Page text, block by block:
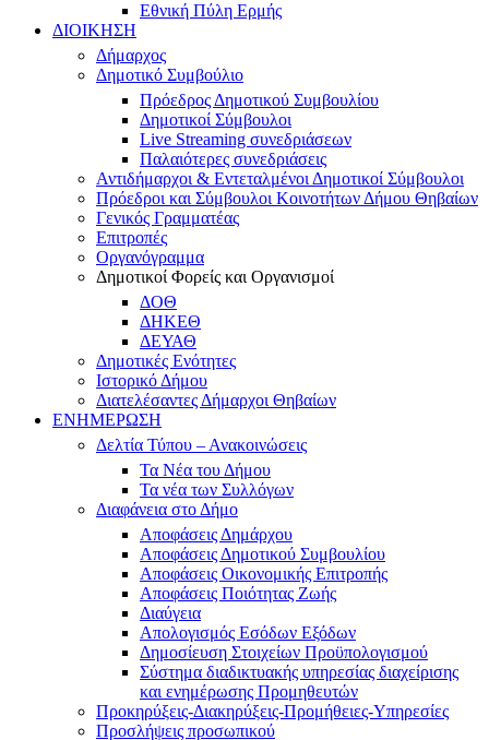
Εθνική Πύλη Ερμής
ΔΙΟΙΚΗΣΗ
Δήμαρχος
Δημοτικό Συμβούλιο
Πρόεδρος Δημοτικού Συμβουλίου
Δημοτικοί Σύμβουλοι
Live Streaming συνεδριάσεων
Παλαιότερες συνεδριάσεις
Αντιδήμαρχοι & Εντεταλμένοι Δημοτικοί Σύμβουλοι
Πρόεδροι και Σύμβουλοι Κοινοτήτων Δήμου Θηβαίων
Γενικός Γραμματέας
Επιτροπές
Οργανόγραμμα
Δημοτικοί Φορείς και Οργανισμοί
ΔΟΘ
ΔΗΚΕΘ
ΔΕΥΑΘ
Δημοτικές Ενότητες
Ιστορικό Δήμου
Διατελέσαντες Δήμαρχοι Θηβαίων
ΕΝΗΜΕΡΩΣΗ
Δελτία Τύπου – Ανακοινώσεις
Τα Νέα του Δήμου
Τα νέα των Συλλόγων
Διαφάνεια στο Δήμο
Αποφάσεις Δημάρχου
Αποφάσεις Δημοτικού Συμβουλίου
Αποφάσεις Οικονομικής Επιτροπής
Αποφάσεις Ποιότητας Ζωής
Διαύγεια
Απολογισμός Εσόδων Εξόδων
Δημοσίευση Στοιχείων Προϋπολογισμού
Σύστημα διαδικτυακής υπηρεσίας διαχείρισης
και ενημέρωσης Προμηθευτών
Προκηρύξεις-Διακηρύξεις-Προμήθειες-Υπηρεσίες
Προσλήψεις προσωπικού